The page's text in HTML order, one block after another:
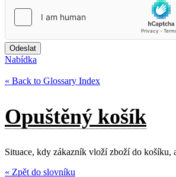
Odeslat
Nabídka
« Back to Glossary Index
Opuštěný košík
Situace, kdy zákazník vloží zboží do košíku,
« Zpět do slovníku